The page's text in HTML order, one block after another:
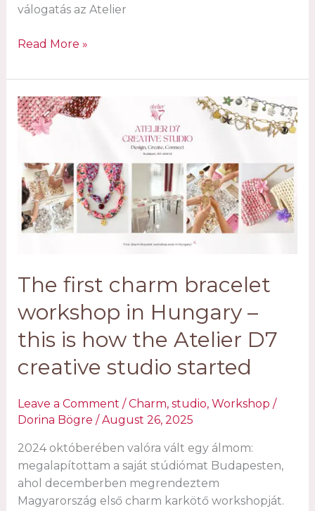
válogatás az Atelier
Introducing
Diva
Collection
–
Atelier
first
capsule
collection
Read More »
The first charm bracelet
workshop in Hungary –
this is how the Atelier D7
creative studio started
Leave a Comment /Charm, studio, Workshop /
Dorina Bögre /August 26, 2025
2024 októberében valóra vált egy álmom:
megalapítottam a saját stúdiómat Budapesten,
ahol decemberben megrendeztem
Magyarország első charm karkötő workshopját.